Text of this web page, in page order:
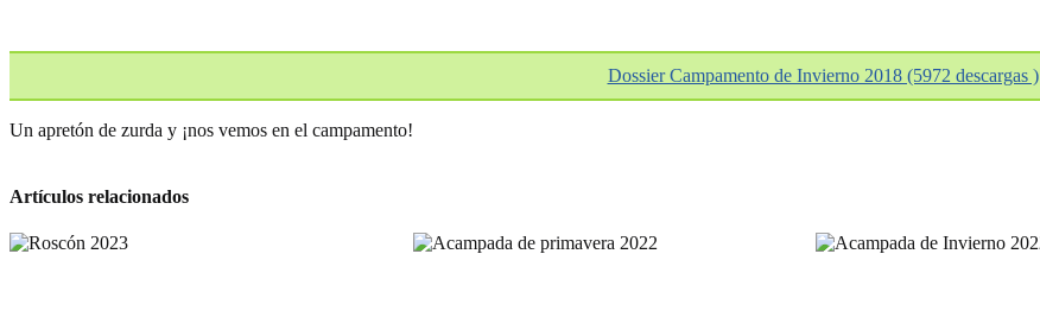
Dossier Campamento de Invierno 2018 (5972 descargas )
Un apretón de zurda y ¡nos vemos en el campamento!
Artículos relacionados